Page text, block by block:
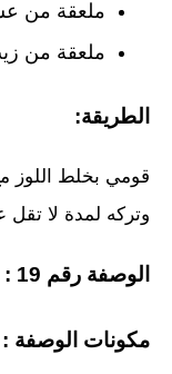
ملعقة من
ملعقة من
الطريقة:
قومي بخلط اللوز
وتركه لمدة لا
الوصفة رقم 19 :
مكونات الوصفة :